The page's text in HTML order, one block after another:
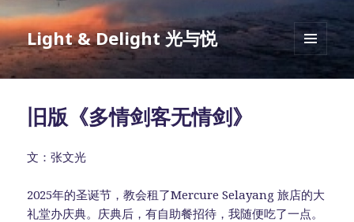
Light & Delight 光与悦
旧版《多情剑客无情剑》
文：张文光
2025年的圣诞节，教会租了Mercure Selayang 旅店的大
礼堂办庆典。庆典后，有自助餐招待，我随便吃了一点。